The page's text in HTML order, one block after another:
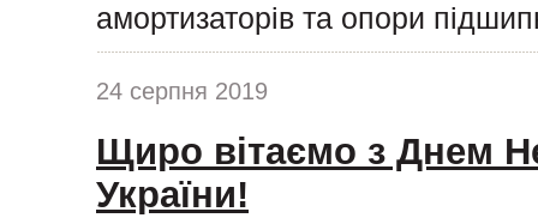
амортизаторів та опори
24 серпня 2019
Щиро вітаємо з Днем
України!